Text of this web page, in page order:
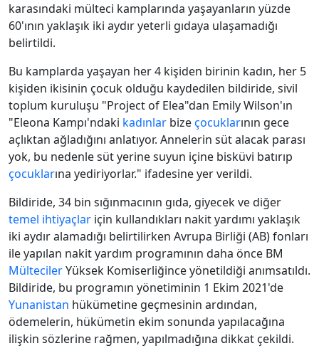
karasındaki mülteci kamplarında yaşayanların yüzde
60'ının yaklaşık iki aydır yeterli gıdaya ulaşamadığı
belirtildi.
Bu kamplarda yaşayan her 4 kişiden birinin kadın, her 5
kişiden ikisinin çocuk olduğu kaydedilen bildiride, sivil
toplum kuruluşu "Project of Elea"dan Emily Wilson'ın
"Eleona Kampı'ndaki kadınlar bizeçocuklarının gece
açlıktan ağladığını anlatıyor. Annelerin süt alacak parası
yok, bu nedenle süt yerine suyun içine bisküvi batırıp
çocuklarına yediriyorlar." ifadesine yer verildi.
Bildiride, 34 bin sığınmacının gıda, giyecek ve diğer
temel ihtiyaçlar için kullandıkları nakit yardımı yaklaşık
iki aydır alamadığı belirtilirken Avrupa Birliği (AB) fonları
ile yapılan nakit yardım programının daha önce BM
MültecilerYüksek Komiserliğince yönetildiği anımsatıldı.
Bildiride, bu programın yönetiminin 1 Ekim 2021'de
Yunanistan hükümetine geçmesinin ardından,
ödemelerin, hükümetin ekim sonunda yapılacağına
ilişkin sözlerine rağmen, yapılmadığına dikkat çekildi.